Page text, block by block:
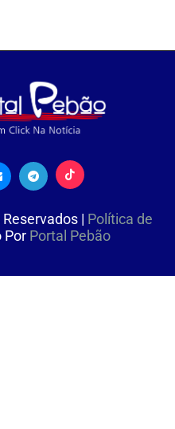
| Política de
Por Portal Pebão